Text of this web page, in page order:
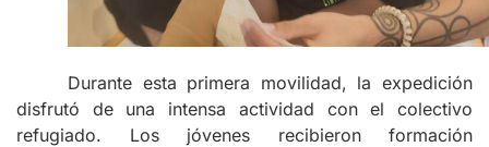
Durante esta primera movilidad, la expedición
disfrutó de una intensa actividad con el colectivo
refugiado. Los jóvenes recibieron formación